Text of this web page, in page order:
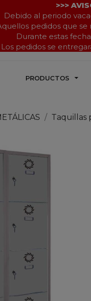
>>>
Debido al periodo
pedidos que se
Durante estas
Los pedidos se
PRODUCTOS
Taquillas